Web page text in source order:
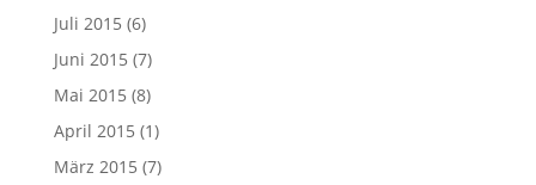
Juli 2015 (6)
Juni 2015 (7)
Mai 2015 (8)
April 2015 (1)
März 2015 (7)